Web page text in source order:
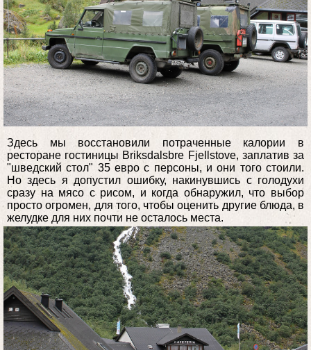
Здесь мы восстановили потраченные калории в
ресторане гостиницы Briksdalsbre Fjellstove, заплатив за
"шведский стол" 35 евро с персоны, и они того стоили.
Но здесь я допустил ошибку, накинувшись с голодухи
сразу на мясо с рисом, и когда обнаружил, что выбор
просто огромен, для того, чтобы оценить другие блюда, в
желудке для них почти не осталось места.